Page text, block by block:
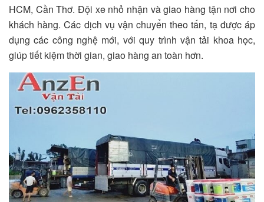
HCM, Cần Thơ. Đội xe nhỏ nhận và giao hàng tận nơi cho
khách hàng. Các dịch vụ vận chuyển theo tấn, tạ được áp
dụng các công nghệ mới, với quy trình vận tải khoa học,
giúp tiết kiệm thời gian, giao hàng an toàn hơn.